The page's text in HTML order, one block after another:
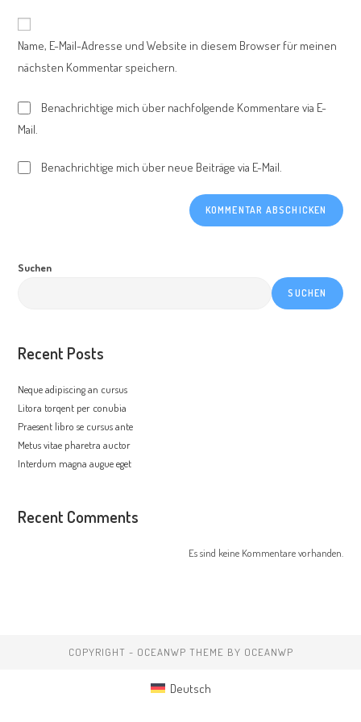
ein
Kommentieren
ein
URL
ein
(optional)
Name, E-Mail-Adresse und Website in diesem Browser für meinen
nächsten Kommentar speichern.
Benachrichtige mich über nachfolgende Kommentare via E-
Mail.
Benachrichtige mich über neue Beiträge via E-Mail.
Suchen
SUCHEN
Recent Posts
Neque adipiscing an cursus
Litora torqent per conubia
Praesent libro se cursus ante
Metus vitae pharetra auctor
Interdum magna augue eget
Recent Comments
Es sind keine Kommentare vorhanden.
COPYRIGHT - OCEANWP THEME BY OCEANWP
Deutsch